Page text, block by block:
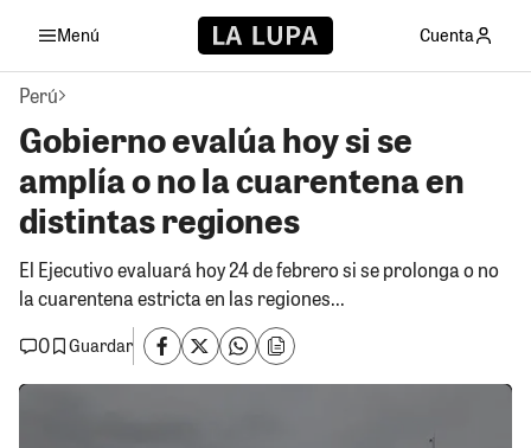
Menú Cuenta
Perú
Gobierno evalúa hoy si se
amplía o no la cuarentena en
distintas regiones
El Ejecutivo evaluará hoy 24 de febrero si se prolonga o no
la cuarentena estricta en las regiones...
0
Guardar